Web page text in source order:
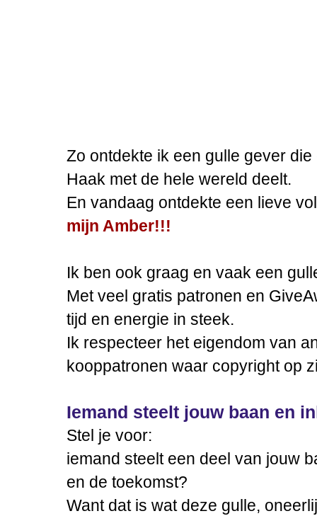
Zo ontdekte ik een gulle gever
Haak met de hele wereld deelt.
En vandaag ontdekte een lieve
mijn Amber!!!
Ik ben ook graag en vaak een
Met veel gratis patronen en
tijd en energie in steek.
Ik respecteer het eigendom van
kooppatronen waar copyright op
Iemand steelt jouw baan en
Stel je voor:
iemand steelt een deel van jouw
en de toekomst?
Want dat is wat deze gulle,